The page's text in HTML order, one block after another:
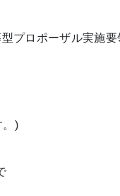
プロポーザル実施要
)